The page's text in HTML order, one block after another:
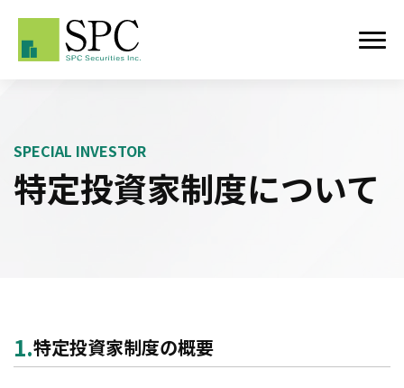
SPECIAL INVESTOR
特定投資家制度について
1.特定投資家制度の概要
事業概要
私募の取扱業務
ファイナンシャル アドバイザリー業務